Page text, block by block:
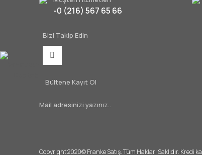
-0 (216) 567 65 66
Bizi Takip Edin
Bültene Kayıt Ol
Copyright 2020© Franke Satış. Tüm Hakları Saklıdır. Kredi